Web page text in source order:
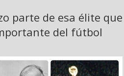
parte de esa élite que
del fútbol